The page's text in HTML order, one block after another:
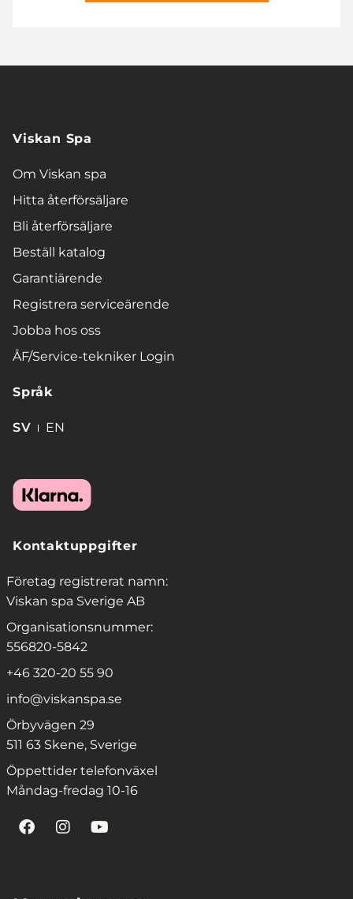
Viskan Spa
Om Viskan spa
Hitta återförsäljare
Bli återförsäljare
Beställ katalog
Garantiärende
Registrera serviceärende
Jobba hos oss
ÅF/Service-tekniker Login
Språk
SV EN
Kontaktuppgifter
Företag registrerat namn:
Viskan spa Sverige AB
Organisationsnummer:
556820-5842
+46 320-20 55 90
info@viskanspa.se
Örbyvägen 29
511 63 Skene, Sverige
Öppettider telefonväxel
Måndag-fredag 10-16